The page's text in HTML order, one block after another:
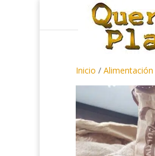
Inicio / Alimentación